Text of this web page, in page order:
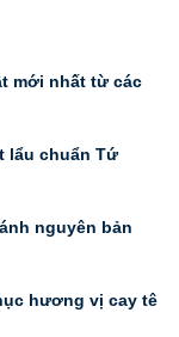
mới nhất từ các
lẩu chuẩn Tứ
nguyên bản
hương vị cay tê